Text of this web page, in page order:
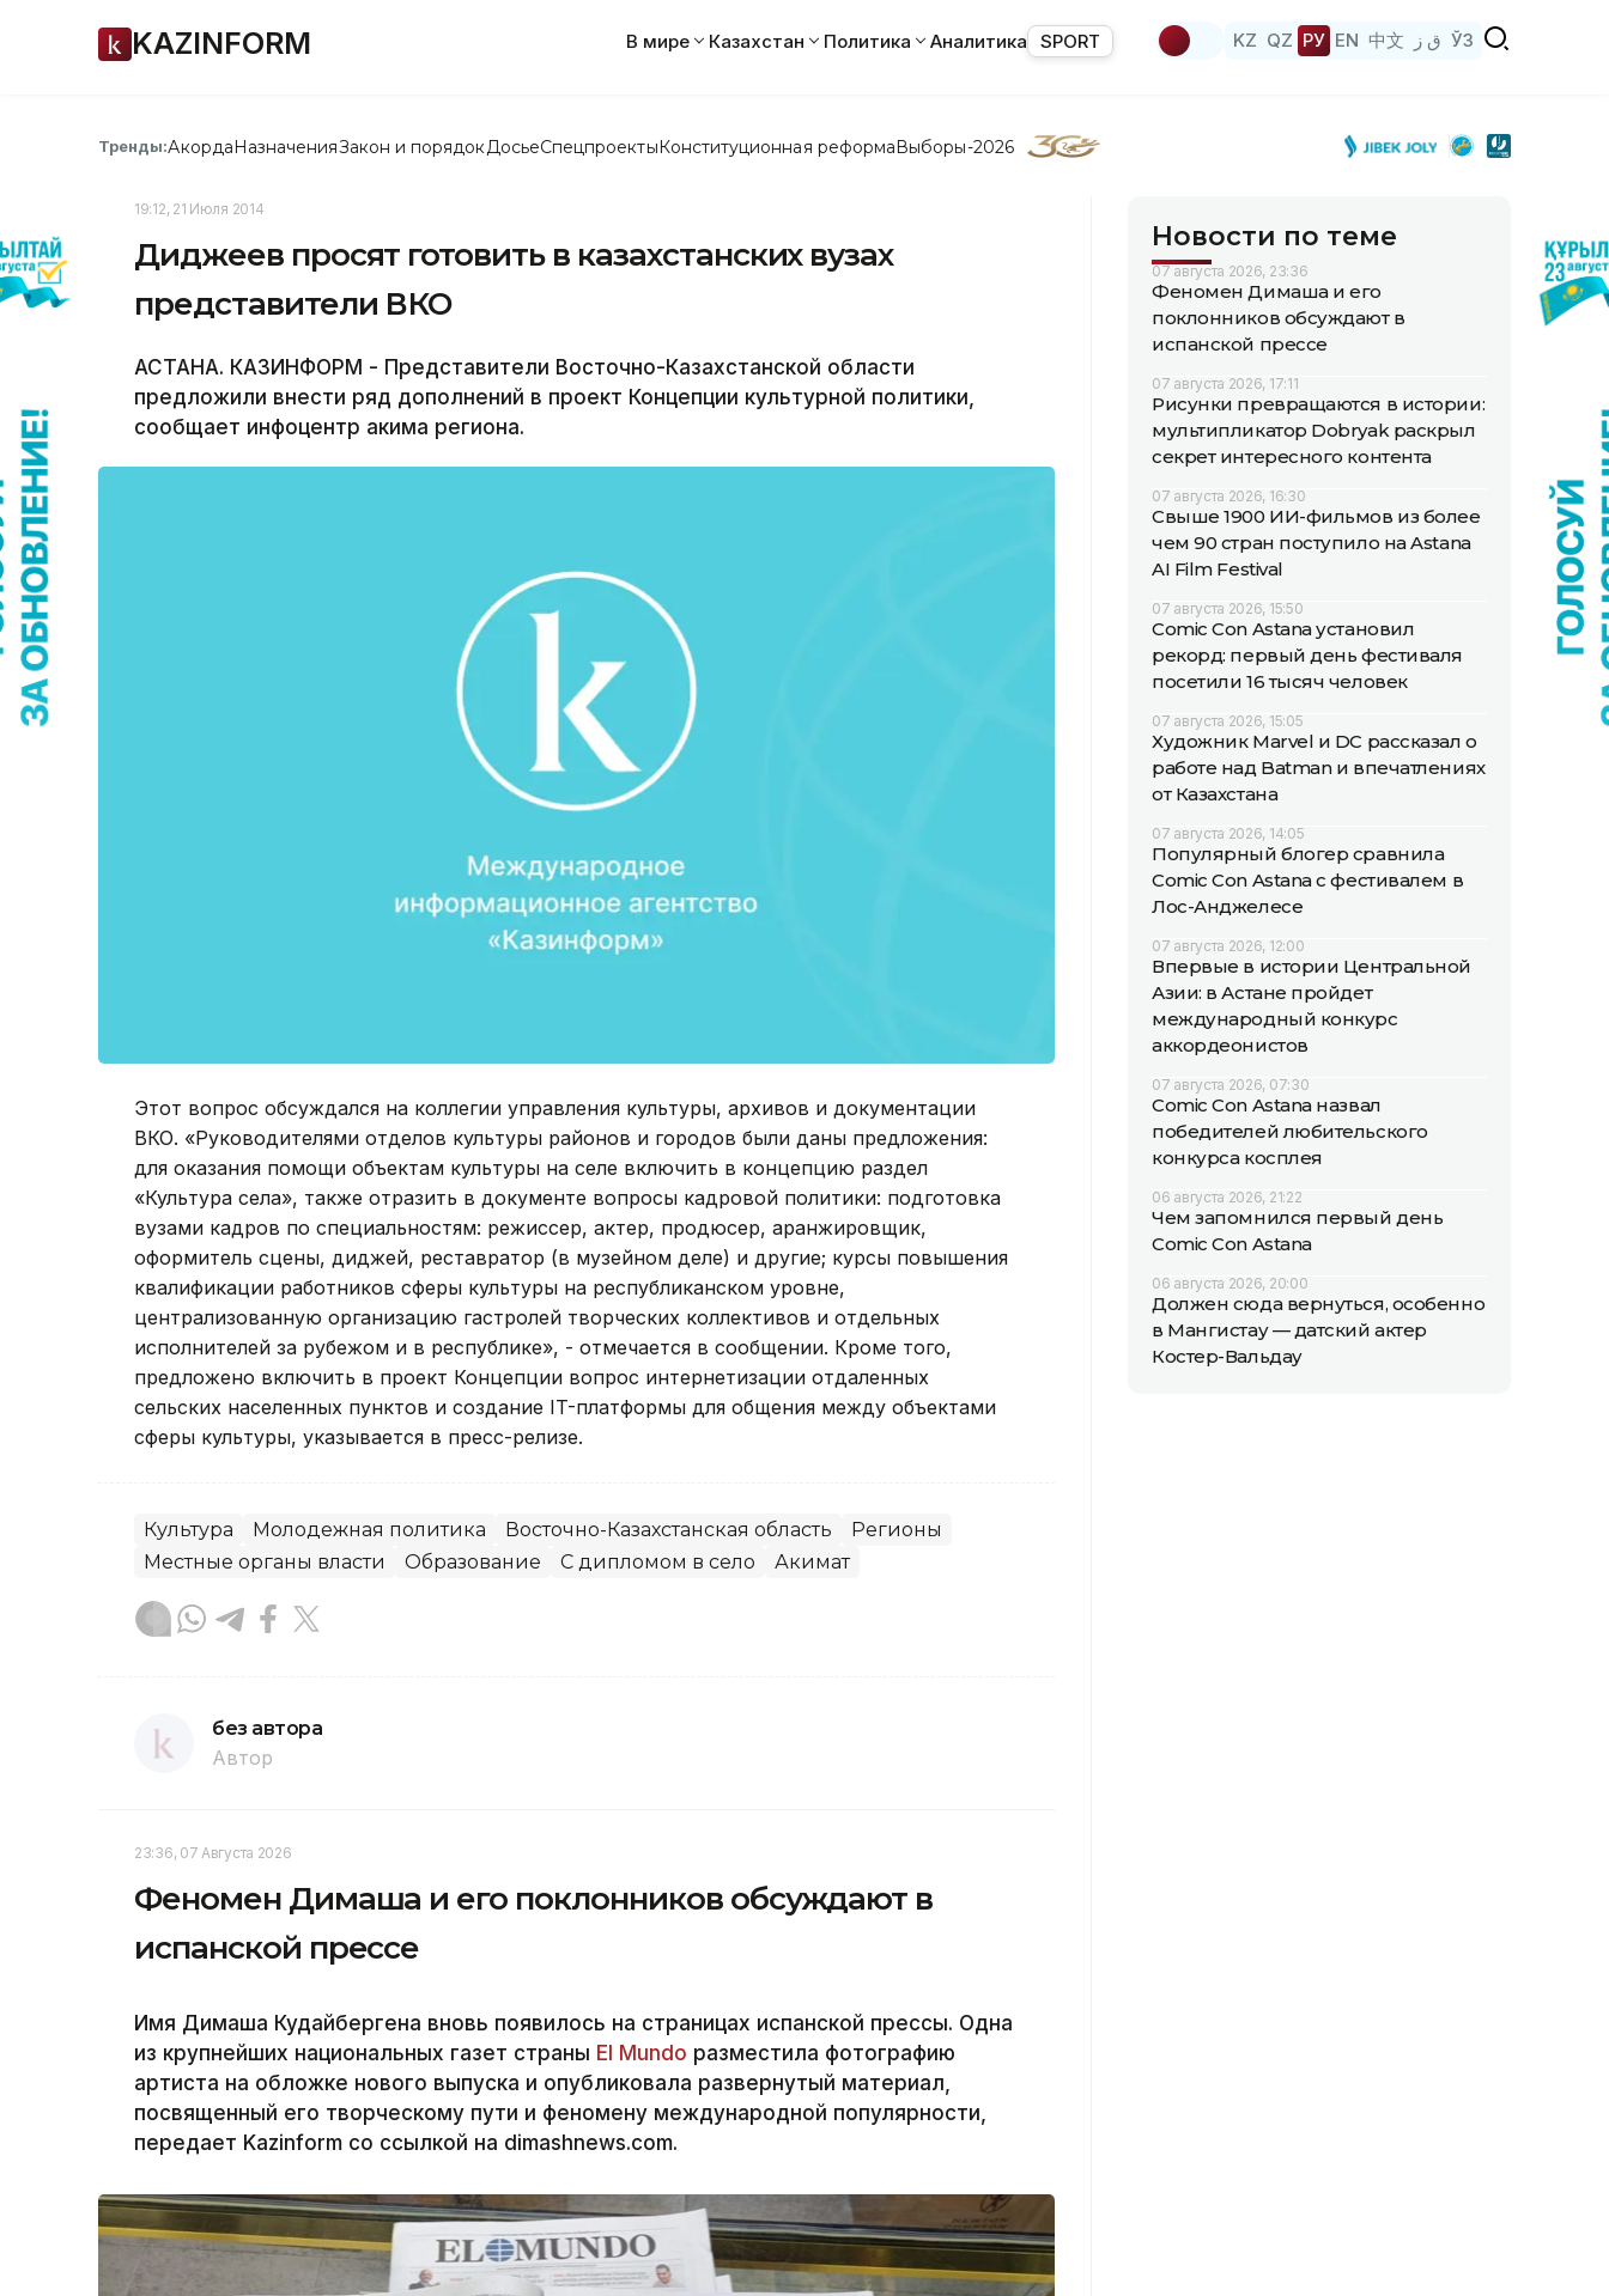
KAZINFORM В мире Казахстан Политика Аналитика SPORT KZ QZ РУ EN 中文 ق ز ЎЗ
Тренды:АкордаНазначенияЗакон и порядок ДосьеСпецпроектыКонституционная реформаВыборы-2026
19:12, 21 Июля 2014
Диджеев просят готовить в казахстанских вузах
представители ВКО
АСТАНА. КАЗИНФОРМ - Представители Восточно-Казахстанской области
предложили внести ряд дополнений в проект Концепции культурной политики,
сообщает инфоцентр акима региона.
Этот вопрос обсуждался на коллегии управления культуры, архивов и документации
ВКО. «Руководителями отделов культуры районов и городов были даны предложения:
для оказания помощи объектам культуры на селе включить в концепцию раздел
«Культура села», также отразить в документе вопросы кадровой политики: подготовка
вузами кадров по специальностям: режиссер, актер, продюсер, аранжировщик,
оформитель сцены, диджей, реставратор (в музейном деле) и другие; курсы повышения
квалификации работников сферы культуры на республиканском уровне,
централизованную организацию гастролей творческих коллективов и отдельных
исполнителей за рубежом и в республике», - отмечается в сообщении. Кроме того,
предложено включить в проект Концепции вопрос интернетизации отдаленных
сельских населенных пунктов и создание IT-платформы для общения между объектами
сферы культуры, указывается в пресс-релизе.
Культура Молодежная политика Восточно-Казахстанская область
Регионы
Местные органы власти
Образование С дипломом в село Акимат
без автора
Автор
23:36, 07 Августа 2026
Феномен Димаша и его поклонников обсуждают в
испанской прессе
Имя Димаша Кудайбергена вновь появилось на страницах испанской прессы. Одна
из крупнейших национальных газет страны El Mundo разместила фотографию
артиста на обложке нового выпуска и опубликовала развернутый материал,
посвященный его творческому пути и феномену международной популярности,
передает Kazinform со ссылкой на dimashnews.com.
Новости по теме
07 августа 2026, 23:36
Феномен Димаша и его
поклонников обсуждают в
испанской прессе
07 августа 2026, 17:11
Рисунки превращаются в истории:
мультипликатор Dobryak раскрыл
секрет интересного контента
07 августа 2026, 16:30
Свыше 1900 ИИ-фильмов из более
чем 90 стран поступило на Astana
AI Film Festival
07 августа 2026, 15:50
Comic Con Astana установил
рекорд: первый день фестиваля
посетили 16 тысяч человек
07 августа 2026, 15:05
Художник Marvel и DC рассказал о
работе над Batman и впечатлениях
от Казахстана
07 августа 2026, 14:05
Популярный блогер сравнила
Comic Con Astana с фестивалем в
Лос-Анджелесе
07 августа 2026, 12:00
Впервые в истории Центральной
Азии: в Астане пройдет
международный конкурс
аккордеонистов
07 августа 2026, 07:30
Comic Con Astana назвал
победителей любительского
конкурса косплея
06 августа 2026, 21:22
Чем запомнился первый день
Comic Con Astana
06 августа 2026, 20:00
Должен сюда вернуться, особенно
в Мангистау — датский актер
Костер-Вальдау